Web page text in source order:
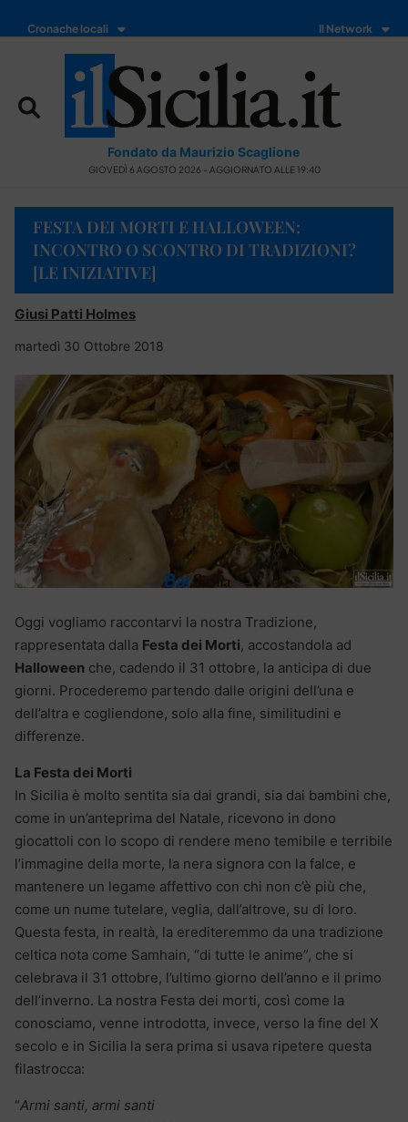
Cronache locali Il Network
Fondato da Maurizio Scaglione
GIOVEDÌ 6 AGOSTO 2026 - AGGIORNATO ALLE 19:40
FESTA DEI MORTI E HALLOWEEN:
INCONTRO O SCONTRO DI TRADIZIONI?
[LE INIZIATIVE]
Giusi Patti Holmes
martedì 30 Ottobre 2018
Oggi vogliamo raccontarvi la nostra Tradizione,
rappresentata dalla Festa dei Morti, accostandola ad
Halloween che, cadendo il 31 ottobre, la anticipa di due
giorni. Procederemo partendo dalle origini dell’una e
dell’altra e cogliendone, solo alla fine, similitudini e
differenze.
La Festa dei Morti
In Sicilia è molto sentita sia dai grandi, sia dai bambini che,
come in un’anteprima del Natale, ricevono in dono
giocattoli con lo scopo di rendere meno temibile e terribile
l’immagine della morte, la nera signora con la falce, e
mantenere un legame affettivo con chi non c’è più che,
come un nume tutelare, veglia, dall’altrove, su di loro.
Questa festa, in realtà, la erediteremmo da una tradizione
celtica nota come Samhain, “di tutte le anime”, che si
celebrava il 31 ottobre, l’ultimo giorno dell’anno e il primo
dell’inverno. La nostra Festa dei morti, così come la
conosciamo, venne introdotta, invece, verso la fine del X
secolo e in Sicilia la sera prima si usava ripetere questa
filastrocca:
“Armi santi, armi santi